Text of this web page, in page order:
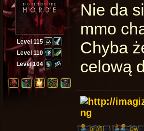
Level 115
Level 110
Level 104
Nie da
mmo
Chyba
celową